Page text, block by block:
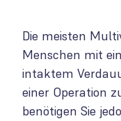
Die meisten
Menschen mit
intaktem
einer Operation
benötigen Sie